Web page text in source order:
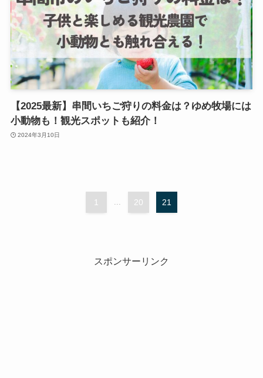
【2025最新】串間いちご狩りの料金は？ゆめ牧場には
小動物も！観光スポットも紹介！
2024年3月10日
1 20 21
スポンサーリンク